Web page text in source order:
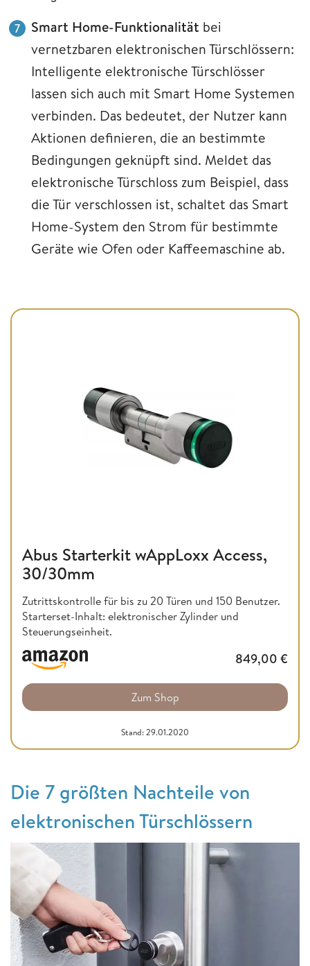
Smart Home-Funktionalität bei
vernetzbaren elektronischen Türschlössern:
Intelligente elektronische Türschlösser
lassen sich auch mit Smart Home Systemen
verbinden. Das bedeutet, der Nutzer kann
Aktionen definieren, die an bestimmte
Bedingungen geknüpft sind. Meldet das
elektronische Türschloss zum Beispiel, dass
die Tür verschlossen ist, schaltet das Smart
Home-System den Strom für bestimmte
Geräte wie Ofen oder Kaffeemaschine ab.
Abus Starterkit wAppLoxx Access,
30/30mm
Zutrittskontrolle für bis zu 20 Türen und 150 Benutzer.
Starterset-Inhalt: elektronischer Zylinder und
Steuerungseinheit.
849,00 €
Zum Shop
Stand: 29.01.2020
Die 7 größten Nachteile von
elektronischen Türschlössern